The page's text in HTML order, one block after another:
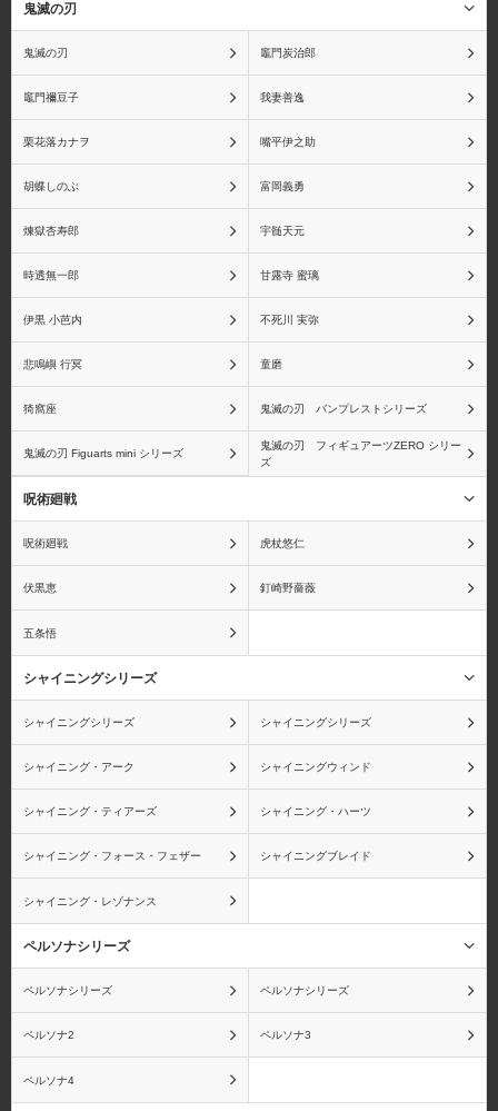
赤犬(サカズキ)
シルバーズ・レイリー
ゴール・D・ロジャー センゴク
ゲッコー・モリア
黒ひげ(マーシャル・D・
ティーチ)
カク エネル
キラー ゼット
鬼滅の刃
鬼滅の刃 竈門炭治郎
竈門禰󠄀豆子 我妻善逸
栗花落カナヲ 嘴平伊之助
胡蝶しのぶ 富岡義勇
煉獄杏寿郎 宇髄天元
時透無一郎 甘露寺 蜜璃
伊黒 小芭内 不死川 実弥
悲鳴嶼 行冥 童磨
猗窩座 鬼滅の刃 バンプレストシリーズ
鬼滅の刃 Figuarts mini シリーズ
鬼滅の刃 フィギュアーツZERO シリー
ズ
呪術廻戦
呪術廻戦 虎杖悠仁
伏黒恵 釘崎野薔薇
五条悟
シャイニングシリーズ
シャイニングシリーズ シャイニングシリーズ
シャイニング・アーク シャイニングウィンド
シャイニング・ティアーズ シャイニング・ハーツ
シャイニング・フォース・フェザー シャイニングブレイド
シャイニング・レゾナンス
ペルソナシリーズ
ペルソナシリーズ ペルソナシリーズ
ペルソナ2 ペルソナ3
ペルソナ4